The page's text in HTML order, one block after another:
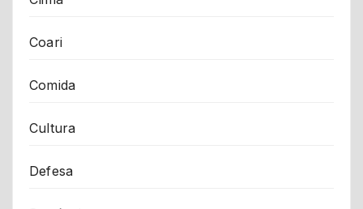
Coari
Comida
Cultura
Defesa